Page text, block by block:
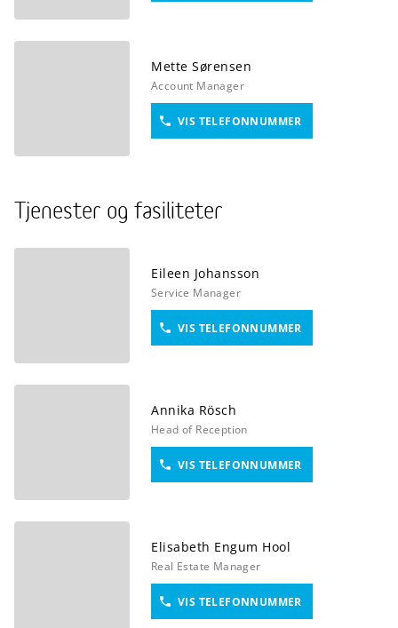
Mette Sørensen
Account Manager
VIS TELEFONNUMMER
Tjenester og fasiliteter
Eileen Johansson
Service Manager
VIS TELEFONNUMMER
Annika Rösch
Head of Reception
VIS TELEFONNUMMER
Elisabeth Engum Hool
Real Estate Manager
VIS TELEFONNUMMER